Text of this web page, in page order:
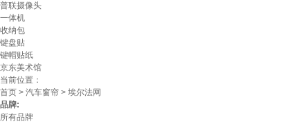
普联摄像头
一体机
收纳包
键盘贴
键帽贴纸
京东美术馆
当前位置：
首页 > 汽车窗帘 > 埃尔法网
品牌:
所有品牌